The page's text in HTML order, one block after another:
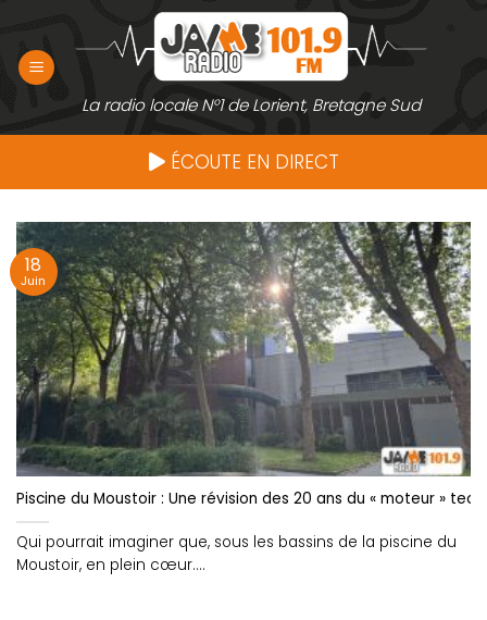
contenu
La radio locale N°1 de Lorient, Bretagne Sud
ÉCOUTE EN DIRECT
Piscine du Moustoir : Une révision des 20 ans du « moteur »
Qui pourrait imaginer que, sous les bassins de la piscine du
Moustoir, en plein cœur....
18
Juin